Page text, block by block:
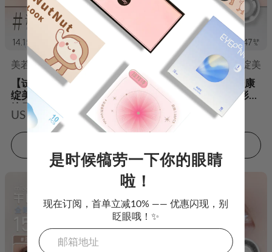
美若康
绽美
【试戴】Miacare美若康
绽美硅水凝胶彩色隐形眼
镜日抛2片装-迷漫棕
US $4.98 US $8.00
美若康
绽美
【试戴】Miacare美若康
绽美硅水凝胶彩色隐形眼
镜日抛2片装-迷漫黑
US $4.98 US $10.00
是时候犒劳一下你的眼睛
啦！
现在订阅，首单立减10% —— 优惠闪现，别
眨眼哦！✨